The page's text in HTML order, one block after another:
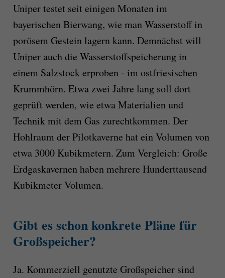
Uniper testet seit einigen Monaten im
bayerischen Bierwang, wie man Wasserstoff in
porösem Gestein lagern kann. Demnächst will
Uniper auch die Wasserstoffspeicherung in
einem Salzstock erproben - im ostfriesischen
Krummhörn. Etwa zwei Jahre lang soll dort
geprüft werden, wie etwa Materialien und
Technik mit dem Gas zurechtkommen. Der
Hohlraum der Pilotkaverne hat ein Volumen von
etwa 3000 Kubikmetern. Zum Vergleich: Große
Erdgaskavernen haben mehrere Hunderttausend
Kubikmeter Volumen.
Gibt es schon konkrete Pläne für
Großspeicher?
Ja. Kommerziell genutzte Großspeicher sind